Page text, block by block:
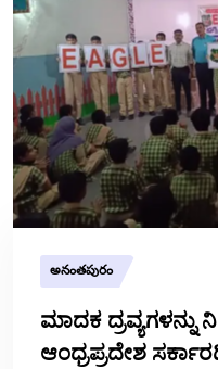
అనంతపురం
ಮಾದಕ
ಆಂಧ್ರಪ್ರದೇಶ